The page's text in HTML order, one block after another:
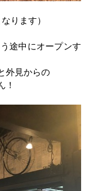
ります）
途中にオープンす
外見からの
！